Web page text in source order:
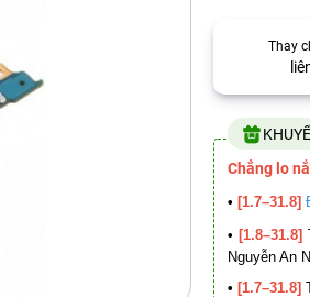
Thay
Chẳng lo
• [1.7–31.8]
• [1.8–31.8]
Nguyễn An
• [1.7–31.8]